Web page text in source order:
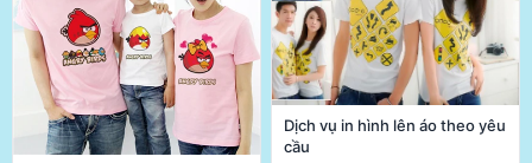
Dịch vụ in hình lên áo theo yêu
cầu